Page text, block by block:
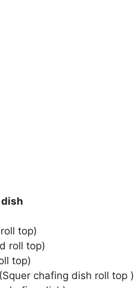
top)
roll top)
top)
chafing dish roll top )